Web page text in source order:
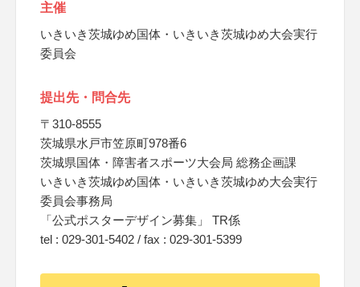
主催
いきいき茨城ゆめ国体・いきいき茨城ゆめ大会実行
委員会
提出先・問合先
〒310-8555
茨城県水戸市笠原町978番6
茨城県国体・障害者スポーツ大会局 総務企画課
いきいき茨城ゆめ国体・いきいき茨城ゆめ大会実行
委員会事務局
「公式ポスターデザイン募集」 TR係
tel : 029-301-5402 / fax : 029-301-5399